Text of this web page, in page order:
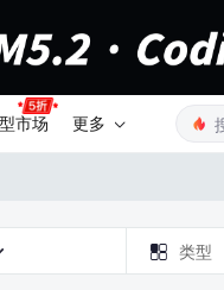
市场 更多
 类型